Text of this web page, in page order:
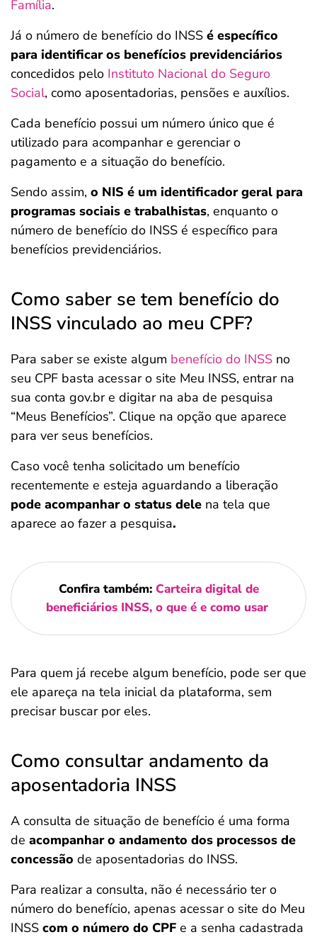
Família.
Já o número de benefício do INSS é específico
para identificar os benefícios previdenciários
concedidos pelo Instituto Nacional do Seguro
Social, como aposentadorias, pensões e auxílios.
Cada benefício possui um número único que é
utilizado para acompanhar e gerenciar o
pagamento e a situação do benefício.
Sendo assim, o NIS é um identificador geral para
programas sociais e trabalhistas, enquanto o
número de benefício do INSS é específico para
benefícios previdenciários.
Como saber se tem benefício do
INSS vinculado ao meu CPF?
Para saber se existe algum benefício do INSS no
seu CPF basta acessar o site Meu INSS, entrar na
sua conta gov.br e digitar na aba de pesquisa
“Meus Benefícios”. Clique na opção que aparece
para ver seus benefícios.
Caso você tenha solicitado um benefício
recentemente e esteja aguardando a liberação
pode acompanhar o status dele na tela que
aparece ao fazer a pesquisa.
Confira também: Carteira digital de
beneficiários INSS, o que é e como usar
Para quem já recebe algum benefício, pode ser que
ele apareça na tela inicial da plataforma, sem
precisar buscar por eles.
Como consultar andamento da
aposentadoria INSS
A consulta de situação de benefício é uma forma
de acompanhar o andamento dos processos de
concessão de aposentadorias do INSS.
Para realizar a consulta, não é necessário ter o
número do benefício, apenas acessar o site do Meu
INSS com o número do CPF e a senha cadastrada